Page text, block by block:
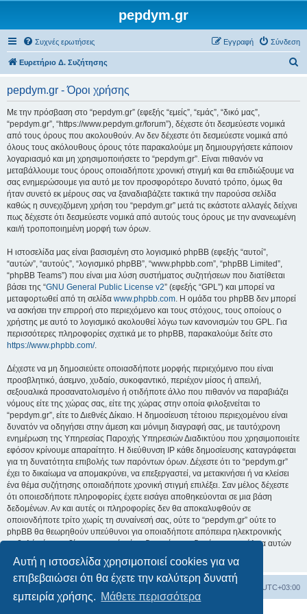
Αυτή η ιστοσελίδα χρησιμοποιεί cookies για να
επιβεβαιώσει ότι θα έχετε την καλύτερη δυνατή
εμπειρία χρήσης. Μάθετε περισσότερα
pepdym.gr
Συχνές ερωτήσεις Σύνδεση
Εγγραφή
Ευρετήριο Δ. Συζήτησης
pepdym.gr - Όροι χρήσης
Με την πρόσβαση στο “pepdym.gr” (εφεξής “εμείς”, “εμάς”, “δικό μας”,
“pepdym.gr”, “https://www.pepdym.gr/forum”), δέχεστε ότι δεσμεύεστε νομικά
από τους όρους που ακολουθούν. Αν δεν δέχεστε ότι δεσμεύεστε νομικά από
όλους τους ακόλουθους όρους τότε παρακαλούμε μη δημιουργήσετε κάποιον
λογαριασμό και μη χρησιμοποιήσετε το “pepdym.gr”. Είναι πιθανόν να
μεταβάλλουμε τους όρους οποιαδήποτε χρονική στιγμή και θα επιδιώξουμε να
σας ενημερώσουμε για αυτό με τον προσφορότερο δυνατό τρόπο, όμως θα
ήταν συνετό εκ μέρους σας να ξαναδιαβάζετε τακτικά την παρούσα σελίδα
καθώς η συνεχιζόμενη χρήση του “pepdym.gr” μετά τις εκάστοτε αλλαγές δείχνει
πως δέχεστε ότι δεσμεύεστε νομικά από αυτούς τους όρους με την ανανεωμένη
και/ή τροποποιημένη μορφή των όρων.
Η ιστοσελίδα μας είναι βασισμένη στο λογισμικό phpBB (εφεξής “αυτοί”,
“αυτών”, “αυτούς”, “λογισμικό phpBB”, “www.phpbb.com”, “phpBB Limited”,
“phpBB Teams”) που είναι μια λύση συστήματος συζητήσεων που διατίθεται
βάσει της “GNU General Public License v2” (εφεξής “GPL”) και μπορεί να
μεταφορτωθεί από τη σελίδα www.phpbb.com. Η ομάδα του phpBB δεν μπορεί
να ασκήσει την επιρροή στο περιεχόμενο και τους στόχους, τους οποίους ο
χρήστης με αυτό το λογισμικό ακολουθεί λόγω των κανονισμών του GPL. Για
περισσότερες πληροφορίες σχετικά με το phpBB, παρακαλούμε δείτε στο
https://www.phpbb.com/.
Δέχεστε να μη δημοσιεύετε οποιασδήποτε μορφής περιεχόμενο που είναι
προσβλητικό, άσεμνο, χυδαίο, συκοφαντικό, περιέχον μίσος ή απειλή,
σεξουαλικά προσανατολισμένο ή οτιδήποτε άλλο που πιθανόν να παραβιάζει
νόμους είτε της χώρας σας, είτε της χώρας στην οποία φιλοξενείται το
“pepdym.gr”, είτε το Διεθνές Δίκαιο. Η δημοσίευση τέτοιου περιεχομένου είναι
δυνατόν να οδηγήσει στην άμεση και μόνιμη διαγραφή σας, με ταυτόχρονη
ενημέρωση της Υπηρεσίας Παροχής Υπηρεσιών Διαδικτύου που χρησιμοποιείτε
εφόσον κρίνουμε απαραίτητο. Η διεύθυνση IP κάθε δημοσίευσης καταγράφεται
για τη δυνατότητα επιβολής των παρόντων όρων. Δέχεστε ότι το “pepdym.gr”
έχει το δικαίωμα να απομακρύνει, να επεξεργαστεί, να μετακινήσει ή να κλείσει
ένα θέμα συζήτησης οποιαδήποτε χρονική στιγμή επιλέξει. Σαν μέλος δέχεστε
ότι οποιεσδήποτε πληροφορίες έχετε εισάγει αποθηκεύονται σε μια βάση
δεδομένων. Αν και αυτές οι πληροφορίες δεν θα αποκαλυφθούν σε
οποιονδήποτε τρίτο χωρίς τη συναίνεσή σας, ούτε το “pepdym.gr” ούτε το
phpBB θα θεωρηθούν υπεύθυνοι για οποιαδήποτε απόπειρα ηλεκτρονικής
εισβολής ή παραβίασης η οποία είναι δυνατόν να οδηγήσει σε απώλεια αυτών
των δεδομένων.
UTC+03:00